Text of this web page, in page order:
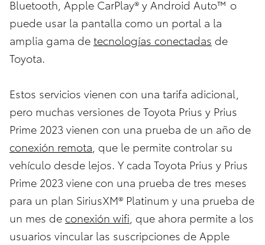
Bluetooth, Apple CarPlay® y Android Auto™ o
puede usar la pantalla como un portal a la
amplia gama de tecnologías conectadas de
Toyota.
Estos servicios vienen con una tarifa adicional,
pero muchas versiones de Toyota Prius y Prius
Prime 2023 vienen con una prueba de un año de
conexión remota , que le permite controlar su
vehículo desde lejos. Y cada Toyota Prius y Prius
Prime 2023 viene con una prueba de tres meses
para un plan SiriusXM® Platinum y una prueba de
un mes de conexión wifi , que ahora permite a los
usuarios vincular las suscripciones de Apple